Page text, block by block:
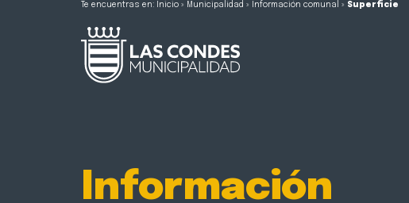
Inicio » Municipalidad » Información comunal » Superficie
Información